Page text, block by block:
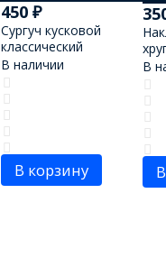
450₽
Сургуч кусковой
классический
В наличии
В корзину
В